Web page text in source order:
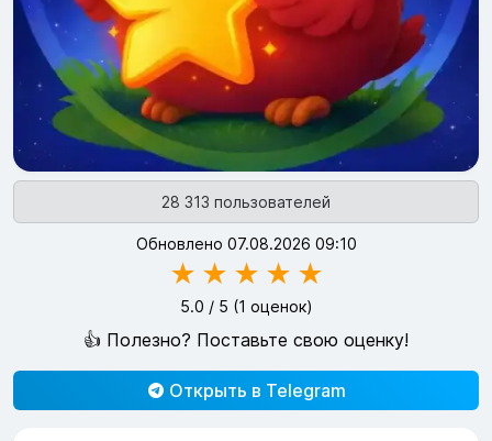
28 313 пользователей
Обновлено 07.08.2026 09:10
★ ★ ★ ★ ★
5.0 / 5 (1 оценок)
👍 Полезно? Поставьте свою оценку!
Открыть в Telegram